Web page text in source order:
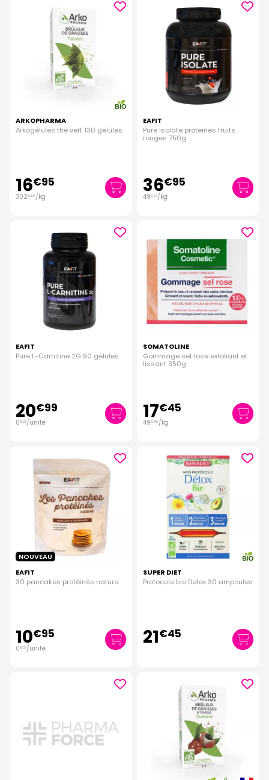
ARKOPHARMA
Arkogélules thé vert 130 gélules
16€95
302€68/kg
EAFIT
Pure Isolate proteines fruits
rouges 750g
36€95
49€27/kg
EAFIT
Pure L-Carnitine 2G 90 gélules
20€99
0€23/unité
SOMATOLINE
Gommage sel rose exfoliant et
lissant 350g
17€45
49€86/kg
NOUVEAU
EAFIT
30 pancakes protéinés nature
10€95
0€37/unité
SUPER DIET
Protocole bio Detox 30 ampoules
21€45